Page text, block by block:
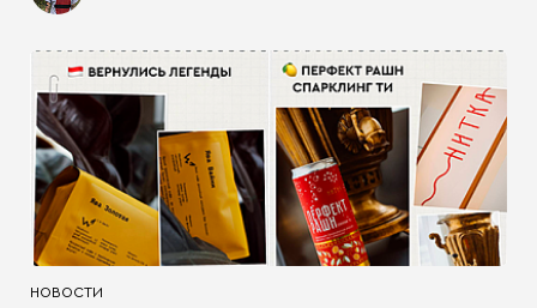
НОВОСТИ